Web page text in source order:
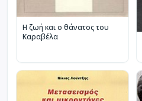
Η ζωή και ο θάνατος του
Καραβέλα